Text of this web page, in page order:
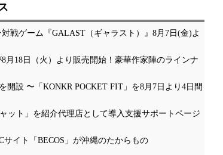
戦ゲーム『GALAST（ギャラスト）』8月7日(金)よ
18日（火）より販売開始！豪華作家陣のラインナ
開設 〜「KONKR POCKET FIT」を8月7日より4日間
ット」を紹介代理店として導入支援サポートページ
サイト「BECOS」が沖縄のたからもの